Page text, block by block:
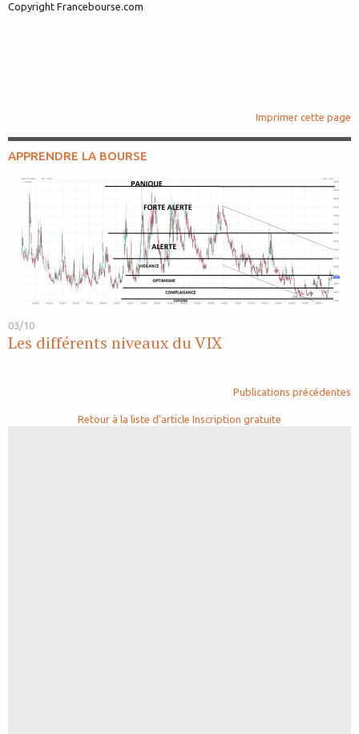
Copyright Francebourse.com
Imprimer cette page
APPRENDRE LA BOURSE
03/10
Les différents niveaux du VIX
Publications précédentes
Retour à la liste d'article Inscription gratuite